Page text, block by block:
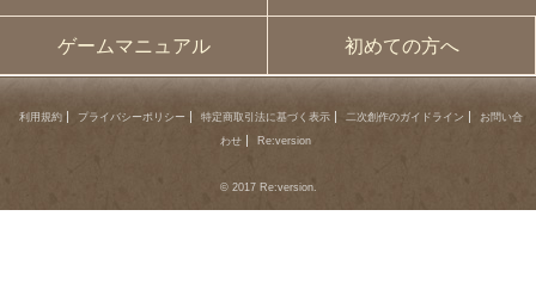
ゲームマニュアル 初めての方へ
利用規約 プライバシーポリシー 特定商取引法に基づく表示 二次創作のガイドライン
お問い合
わせ
Re:version
© 2017 Re:version.